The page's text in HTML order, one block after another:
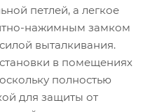
петлей, а легкое
нажимным замком
выталкивания.
в помещениях
полностью
для защиты от